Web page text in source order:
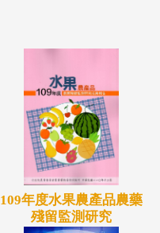
109年度水果農產品農藥
殘留監測研究